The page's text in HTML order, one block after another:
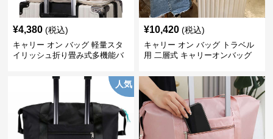
¥4,380 (税込)
キャリー オン バッグ 軽量スタ
イリッシュ折り畳み式多機能バ
¥10,420 (税込)
キャリー オン バッグ トラベル
用 二層式 キャリーオンバッグ
人気